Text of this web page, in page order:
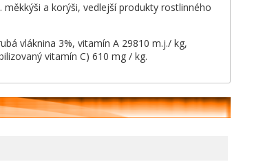
a korýši, vedlejší produkty rostlinného
vláknina 3%, vitamín A 29810 m.j./ kg,
vitamín C) 610 mg / kg.